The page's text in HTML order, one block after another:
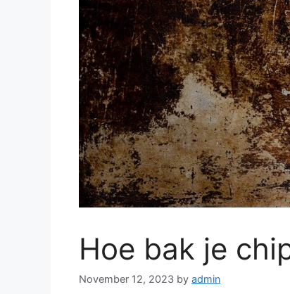
Hoe bak je
November 12, 2023 by admin